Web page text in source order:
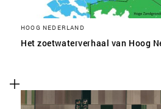
HOOG NEDERLAND
Het zoetwaterverhaal van Hoog